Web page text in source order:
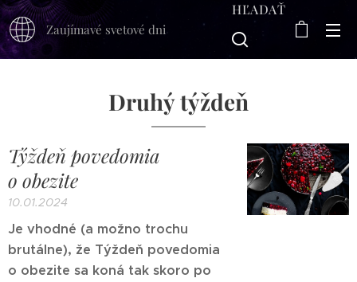
Zaujímavé svetové dni
HĽADAŤ
Druhý týždeň
Týždeň povedomia
o obezite
10.01.2024
Je vhodné (a možno trochu
brutálne), že Týždeň povedomia
o obezite sa koná tak skoro po